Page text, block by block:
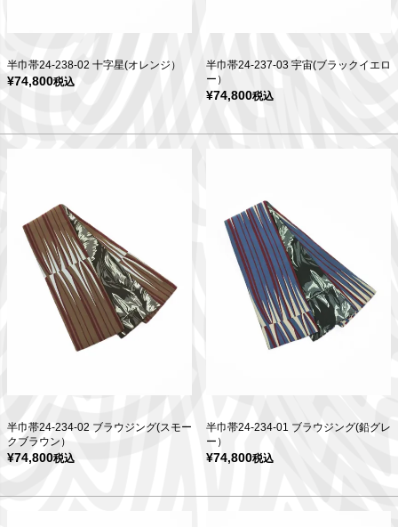
半巾帯24-238-02 十字星(オレンジ）
¥74,800税込
半巾帯24-237-03 宇宙(ブラックイエロ
ー）
¥74,800税込
半巾帯24-234-02 ブラウジング(スモー
クブラウン）
¥74,800税込
半巾帯24-234-01 ブラウジング(鉛グレ
ー）
¥74,800税込